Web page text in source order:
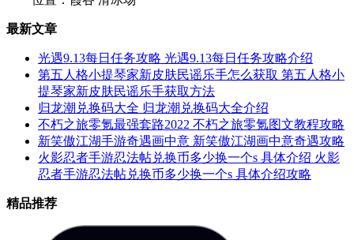
最新文章
光遇9.13每日任务攻略 光遇9.13每日任务攻略介绍
第五人格小提琴家新皮肤民谣乐手怎么获取 第五人格小
提琴家新皮肤民谣乐手获取方法
归龙潮兑换码大全 归龙潮兑换码大全介绍
不朽之旅零氪最强套路2022 不朽之旅零氪图文教程攻略
新笑傲江湖手游奇遇画中意 新笑傲江湖画中意奇遇攻略
火影忍者手游忍法帖兑换币多少换一个s 具体介绍 火影
忍者手游忍法帖兑换币多少换一个s 具体介绍攻略
精品推荐